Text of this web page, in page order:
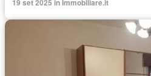
19 set 2025 in Immobiliare.it